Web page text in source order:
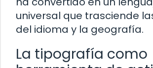
universal que trasciende
del idioma y la geografía.
La tipografía como